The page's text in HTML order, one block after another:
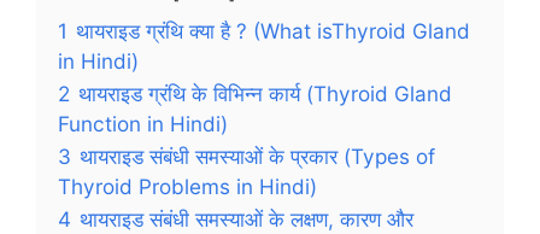
1 थायराइड ग्रंथि क्या है ? (What isThyroid Gland
in Hindi)
2 थायराइड ग्रंथि के विभिन्न कार्य (Thyroid Gland
Function in Hindi)
3 थायराइड संबंधी समस्याओं के प्रकार (Types of
Thyroid Problems in Hindi)
4 थायराइड संबंधी समस्याओं के लक्षण, कारण और